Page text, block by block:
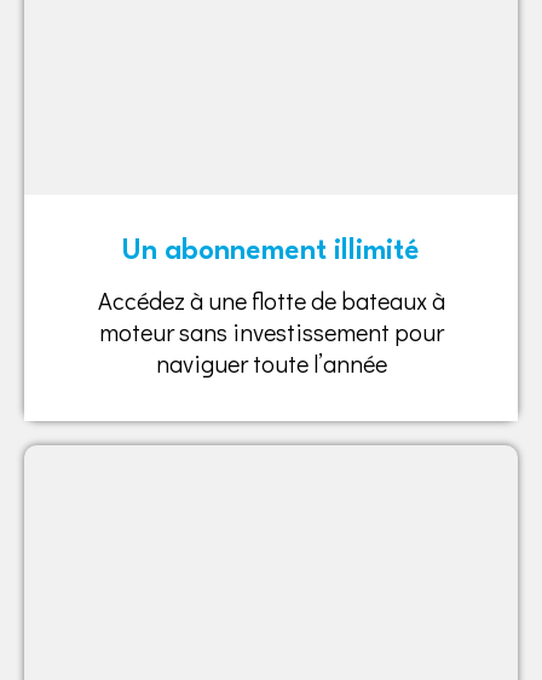
Un abonnement illimité
Accédez à une flotte de bateaux à
moteur sans investissement pour
naviguer toute l’année